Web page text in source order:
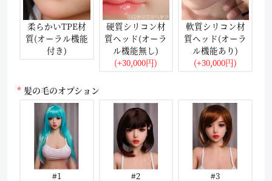
柔らかいTPE材
質(オーラル機能
付き)
硬質シリコン材
質ヘッド(オーラ
ル機能無し)
(+30,000円)
軟質シリコン材
質ヘッド(オーラ
ル機能あり)
(+30,000円)
髪の毛のオプション
#1 #2 #3